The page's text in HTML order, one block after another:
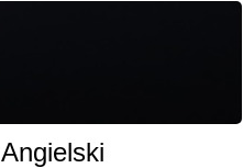
Angielski